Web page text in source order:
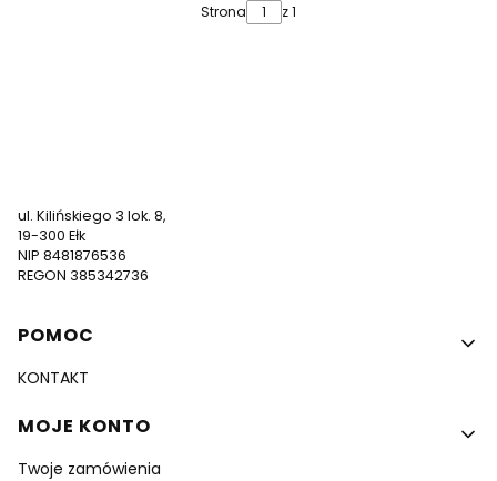
Strona z 1
ul. Kilińskiego 3 lok. 8,
19-300 Ełk
NIP 8481876536
REGON 385342736
Linki w stopce
POMOC
KONTAKT
MOJE KONTO
Twoje zamówienia